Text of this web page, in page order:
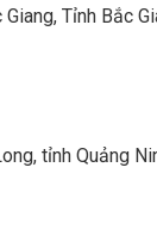
Tỉnh Bắc
tỉnh Quảng